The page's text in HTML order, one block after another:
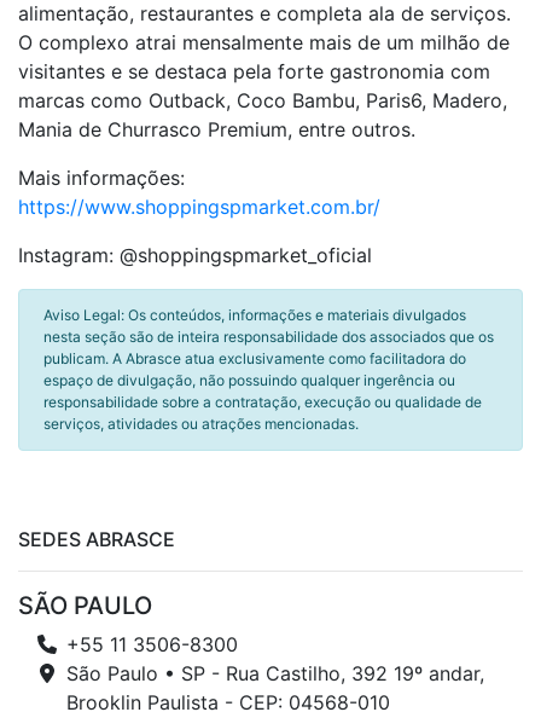
alimentação, restaurantes e completa ala de serviços.
O complexo atrai mensalmente mais de um milhão de
visitantes e se destaca pela forte gastronomia com
marcas como Outback, Coco Bambu, Paris6, Madero,
Mania de Churrasco Premium, entre outros.
Mais informações:
https://www.shoppingspmarket.com.br/
Instagram: @shoppingspmarket_oficial
Aviso Legal: Os conteúdos, informações e materiais divulgados
nesta seção são de inteira responsabilidade dos associados que os
publicam. A Abrasce atua exclusivamente como facilitadora do
espaço de divulgação, não possuindo qualquer ingerência ou
responsabilidade sobre a contratação, execução ou qualidade de
serviços, atividades ou atrações mencionadas.
SEDES ABRASCE
SÃO PAULO
+55 11 3506-8300
São Paulo • SP - Rua Castilho, 392 19º andar,
Brooklin Paulista - CEP: 04568-010